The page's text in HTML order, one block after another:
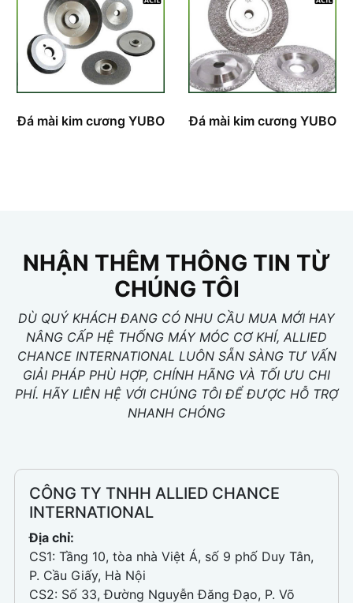
Đá mài kim cương YUBO Đá mài kim cương YUBO
NHẬN THÊM THÔNG TIN TỪ
CHÚNG TÔI
DÙ QUÝ KHÁCH ĐANG CÓ NHU CẦU MUA MỚI HAY
NÂNG CẤP HỆ THỐNG MÁY MÓC CƠ KHÍ, ALLIED
CHANCE INTERNATIONAL LUÔN SẴN SÀNG TƯ VẤN
GIẢI PHÁP PHÙ HỢP, CHÍNH HÃNG VÀ TỐI ƯU CHI
PHÍ. HÃY LIÊN HỆ VỚI CHÚNG TÔI ĐỂ ĐƯỢC HỖ TRỢ
NHANH CHÓNG
CÔNG TY TNHH ALLIED CHANCE
INTERNATIONAL
Địa chỉ:
CS1: Tầng 10, tòa nhà Việt Á, số 9 phố Duy Tân,
P. Cầu Giấy, Hà Nội
CS2: Số 33, Đường Nguyễn Đăng Đạo, P. Võ